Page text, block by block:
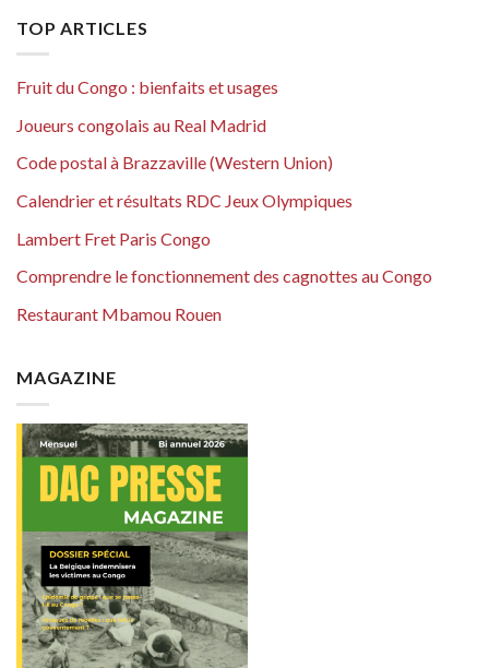
TOP ARTICLES
Fruit du Congo : bienfaits et usages
Joueurs congolais au Real Madrid
Code postal à Brazzaville (Western Union)
Calendrier et résultats RDC Jeux Olympiques
Lambert Fret Paris Congo
Comprendre le fonctionnement des cagnottes au Congo
Restaurant Mbamou Rouen
MAGAZINE